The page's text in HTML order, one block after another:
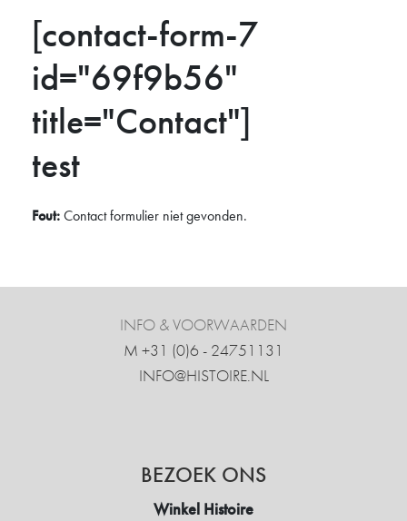
[contact-form-7
id="69f9b56"
title="Contact"]
test
Fout:Contact formulier niet gevonden.
INFO & VOORWAARDEN
M +31 ‍(0)6 - 24751131
INFO@HISTOIRE.NL
BEZOEK ONS
Winkel Histoire